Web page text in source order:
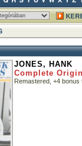
JONES, HANK
Complete
Remastered, +4 bonus